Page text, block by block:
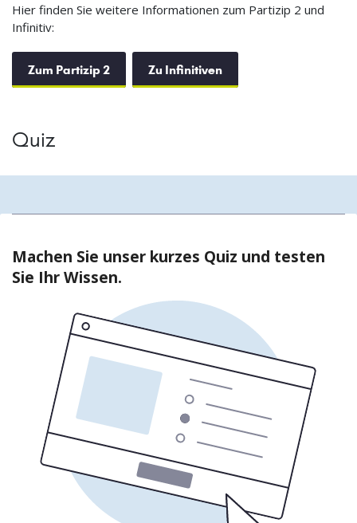
Hier finden Sie weitere Informationen zum Partizip 2 und
Infinitiv:
Zum Partizip 2 Zu Infinitiven
Quiz